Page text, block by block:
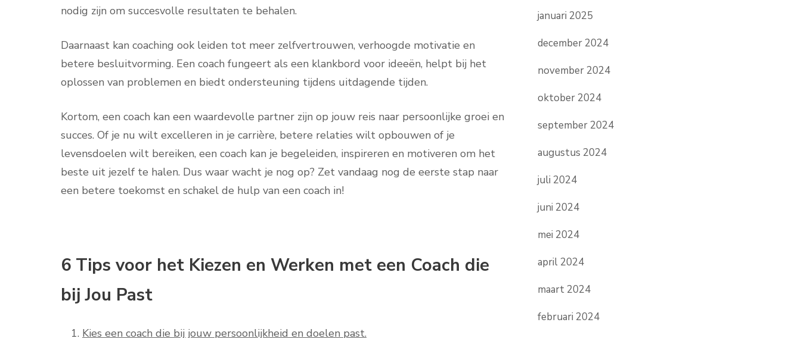
nodig zijn om succesvolle resultaten te behalen.
Daarnaast kan coaching ook leiden tot meer zelfvertrouwen, verhoogde motivatie en
betere besluitvorming. Een coach fungeert als een klankbord voor ideeën, helpt bij het
oplossen van problemen en biedt ondersteuning tijdens uitdagende tijden.
Kortom, een coach kan een waardevolle partner zijn op jouw reis naar persoonlijke groei en
succes. Of je nu wilt excelleren in je carrière, betere relaties wilt opbouwen of je
levensdoelen wilt bereiken, een coach kan je begeleiden, inspireren en motiveren om het
beste uit jezelf te halen. Dus waar wacht je nog op? Zet vandaag nog de eerste stap naar
een betere toekomst en schakel de hulp van een coach in!
6 Tips voor het Kiezen en Werken met een Coach die
bij Jou Past
Kies een coach die bij jouw persoonlijkheid en doelen past.
januari 2025
december 2024
november 2024
oktober 2024
september 2024
augustus 2024
juli 2024
juni 2024
mei 2024
april 2024
maart 2024
februari 2024